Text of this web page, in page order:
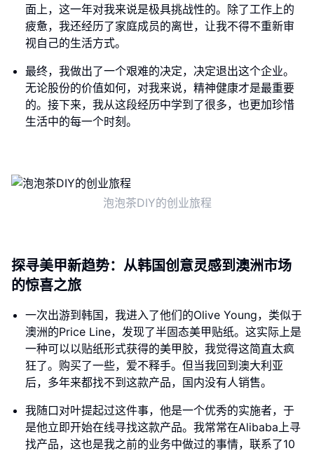
面上，这一年对我来说是极具挑战性的。除了工作上的
疲惫，我还经历了家庭成员的离世，让我不得不重新审
视自己的生活方式。
最终，我做出了一个艰难的决定，决定退出这个企业。
无论股份的价值如何，对我来说，精神健康才是最重要
的。接下来，我从这段经历中学到了很多，也更加珍惜
生活中的每一个时刻。
泡泡茶DIY的创业旅程
探寻美甲新趋势：从韩国创意灵感到澳洲市场
的惊喜之旅
一次出游到韩国，我进入了他们的Olive Young，类似于
澳洲的Price Line，发现了半固态美甲贴纸。这实际上是
一种可以以贴纸形式获得的美甲胶，我觉得这简直太疯
狂了。购买了一些，爱不释手。但当我回到澳大利亚
后，多年来都找不到这款产品，国内没有人销售。
我随口对叶提起过这件事，他是一个优秀的实施者，于
是他立即开始在线寻找这款产品。我常常在Alibaba上寻
找产品，这也是我之前的业务中做过的事情，联系了10